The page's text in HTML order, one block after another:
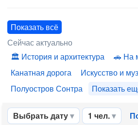
Показать всё
Сейчас актуально
История и архитектура
На
Канатная дорога
Искусство и
Полуостров Сонтра
Показать
Выбрать дату 1 чел.